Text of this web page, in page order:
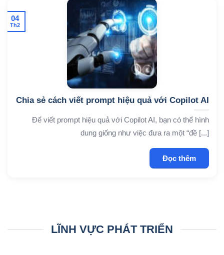
Chia sẻ cách viết prompt hiệu quả với Copilot AI
Để viết prompt hiệu quả với Copilot AI, bạn có thể hình
dung giống như việc đưa ra một “đề [...]
Đọc thêm
04
Th2
LĨNH VỰC PHÁT TRIỂN